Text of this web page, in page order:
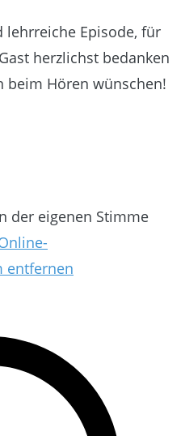
lehrreiche Episode, für
herzlichst bedanken
beim Hören wünschen!
der eigenen Stimme
entfernen